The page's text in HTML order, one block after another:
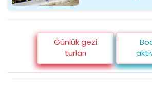
Günlük gezi
turları